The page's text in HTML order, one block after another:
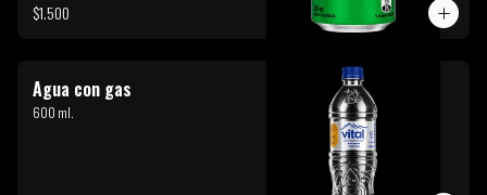
$1.500
Agua con gas
600 ml.